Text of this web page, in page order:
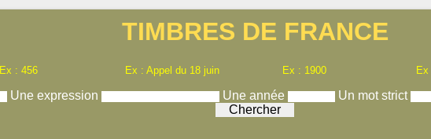
TIMBRES DE FRANCE
Ex : 456 Ex : Appel du 18 juin Ex : 1900
Une expression Une année Un mot strict